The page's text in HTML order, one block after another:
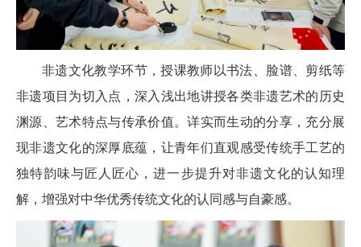
非遗文化教学环节，授课教师以书法、脸谱、剪纸等
非遗项目为切入点，深入浅出地讲授各类非遗艺术的历史
渊源、艺术特点与传承价值。详实而生动的分享，充分展
现非遗文化的深厚底蕴，让青年们直观感受传统手工艺的
独特韵味与匠人匠心，进一步提升对非遗文化的认知理
解，增强对中华优秀传统文化的认同感与自豪感。